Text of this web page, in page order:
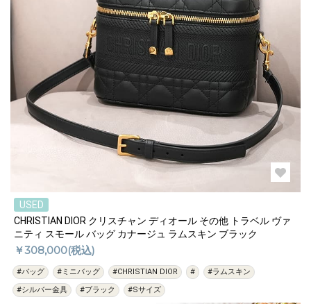
USED
CHRISTIAN DIOR クリスチャン ディオール その他 トラベル ヴァ
ニティ スモール バッグ カナージュ ラムスキン ブラック
￥308,000(税込)
#バッグ #ミニバッグ #CHRISTIAN DIOR #
#ラムスキン
#シルバー金具
#ブラック #Sサイズ